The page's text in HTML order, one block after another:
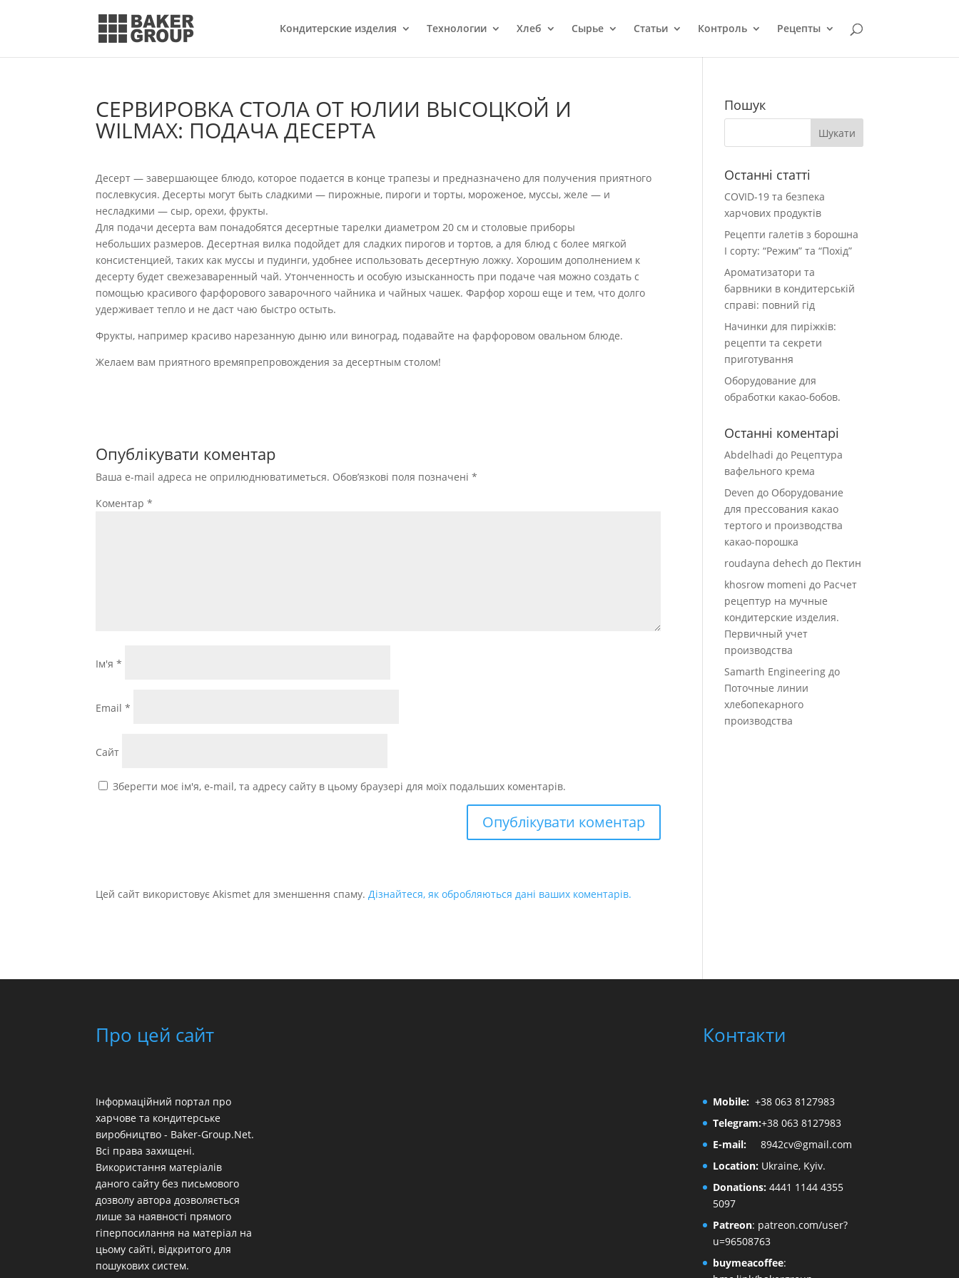
Кондитерcкие изделия Технологии Хлеб Сырье Статьи Контроль Рецепты
СЕРВИРОВКА СТОЛА ОТ ЮЛИИ ВЫСОЦКОЙ И
WILMAX: ПОДАЧА ДЕСЕРТА
Десерт — завершающее блюдо, которое подается в конце трапезы и предназначено для получения приятного
послевкусия. Десерты могут быть сладкими — пирожные, пироги и торты, мороженое, муссы, желе — и
несладкими — сыр, орехи, фрукты.
Для подачи десерта вам понадобятся десертные тарелки диаметром 20 см и столовые приборы
небольших размеров. Десертная вилка подойдет для сладких пирогов и тортов, а для блюд с более мягкой
консистенцией, таких как муссы и пудинги, удобнее использовать десертную ложку. Хорошим дополнением к
десерту будет свежезаваренный чай. Утонченность и особую изысканность при подаче чая можно создать с
помощью красивого фарфорового заварочного чайника и чайных чашек. Фарфор хорош еще и тем, что долго
удерживает тепло и не даст чаю быстро остыть.
Фрукты, например красиво нарезанную дыню или виноград, подавайте на фарфоровом овальном блюде.
Желаем вам приятного времяпрепровождения за десертным столом!
Опублікувати коментар
Ваша e-mail адреса не оприлюднюватиметься. Обов’язкові поля позначені*
Коментар*
Ім'я*
Email*
Сайт
Зберегти моє ім'я, e-mail, та адресу сайту в цьому браузері для моїх подальших коментарів.
Цей сайт використовує Akismet для зменшення спаму.Дізнайтеся, як обробляються дані ваших коментарів.
Пошук
Останні статті
COVID-19 та безпека
харчових продуктів
Рецепти галетів з борошна
І сорту: “Режим” та “Похід”
Ароматизатори та
барвники в кондитерській
справі: повний гід
Начинки для пиріжків:
рецепти та секрети
приготування
Оборудование для
обработки какао-бобов.
Останні коментарі
Abdelhadi до Рецептура
вафельного крема
Deven до Оборудование
для прессования какао
тертого и производства
какао-порошка
roudayna dehech до Пектин
khosrow momeni до Расчет
рецептур на мучные
кондитерские изделия.
Первичный учет
производства
Samarth Engineering до
Поточные линии
хлебопекарного
производства
Про цей сайт
Інформаційний портал про
харчове та кондитерське
виробництво - Baker-Group.Net.
Всі права захищені.
Використання матеріалів
даного сайту без письмового
дозволу автора дозволяється
лише за наявності прямого
гіперпосилання на матеріал на
цьому сайті, відкритого для
пошукових систем.
Контакти
Mobile:+38 063 8127983
Telegram:+38 063 8127983
E-mail:
8942cv@gmail.com
Location: Ukraine, Kyiv.
Donations: 4441 1144 4355
5097
Patreon: patreon.com/user?
u=96508763
buymeacoffee: